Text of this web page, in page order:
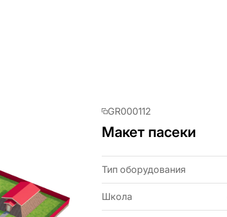
GR000112
Макет пасеки
Тип оборудования
Школа